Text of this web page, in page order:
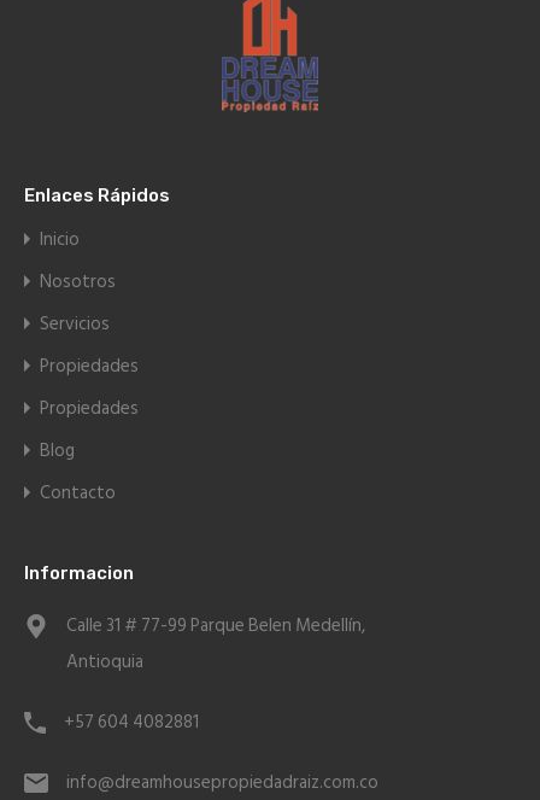
Enlaces Rápidos
Inicio
Nosotros
Servicios
Propiedades
Propiedades
Blog
Contacto
Informacion
Calle 31 # 77-99 Parque Belen Medellín,
Antioquia
+57 604 4082881
info@dreamhousepropiedadraiz.com.co